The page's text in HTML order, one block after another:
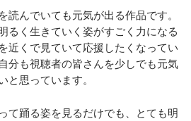
んでいても元気が出る作品です。
るく生きていく姿がすごく力になる
近くで見ていて応援したくなってい
分も視聴者の皆さんを少しでも元気
と思っています。
て踊る姿を見るだけでも、とても明